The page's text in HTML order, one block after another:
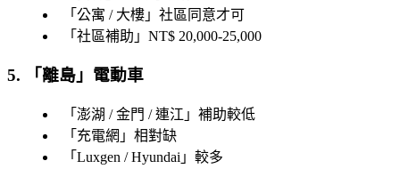
「 公寓 / 大樓 」社區同意才可
「 社區補助 」NT$ 20,000-25,000
5. 「 離島 」電動車
「 澎湖 / 金門 / 連江 」補助較低
「 充電網 」相對缺
「 Luxgen / Hyundai 」較多